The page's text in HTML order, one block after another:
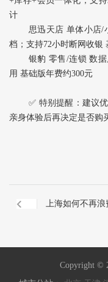
计
思迅天店‌ 单体小店/
档；支持72小时断网收银
银豹‌ 零售/连锁 数
用 基础版年费约300元
✅ ‌特别提醒‌：建议
亲身体验后再决定是否购
上海如何不再浪
Copyright ©